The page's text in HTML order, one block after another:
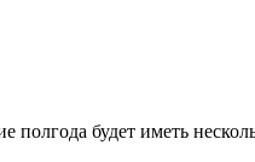
будет иметь